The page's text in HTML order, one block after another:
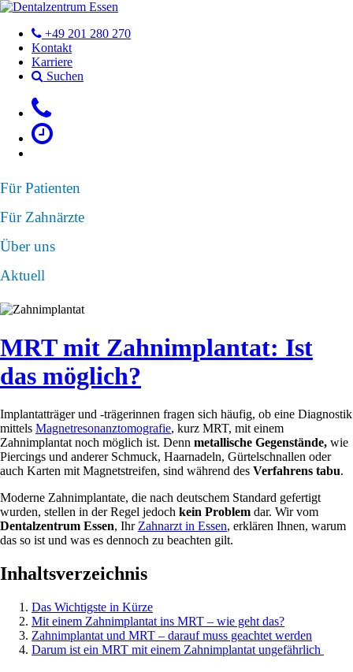
+49 201 280 270
Kontakt
Karriere
Suchen
Für Patienten
Für Zahnärzte
Über uns
Aktuell
MRT mit Zahnimplantat: Ist
das möglich?
Implantatträger und -trägerinnen fragen sich häufig, ob eine Diagnostik
mittels Magnetresonanztomografie, kurz MRT, mit einem
Zahnimplantat noch möglich ist. Denn metallische Gegenstände, wie
Piercings und anderer Schmuck, Haarnadeln, Gürtelschnallen oder
auch Karten mit Magnetstreifen, sind während des Verfahrens tabu.
Moderne Zahnimplantate, die nach deutschem Standard gefertigt
wurden, stellen in der Regel jedoch kein Problem dar. Wir vom
Dentalzentrum Essen, Ihr Zahnarzt in Essen, erklären Ihnen, warum
das so ist und was es dennoch zu beachten gilt.
Inhaltsverzeichnis
Das Wichtigste in Kürze
Mit einem Zahnimplantat ins MRT – wie geht das?
Zahnimplantat und MRT – darauf muss geachtet werden
Darum ist ein MRT mit einem Zahnimplantat ungefährlich